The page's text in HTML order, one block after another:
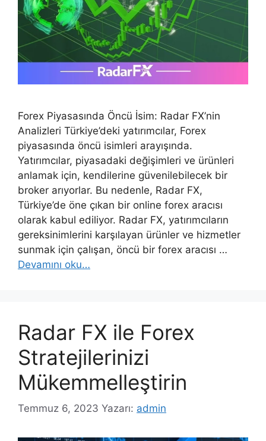
Forex Piyasasında Öncü İsim: Radar FX’nin
Analizleri Türkiye’deki yatırımcılar, Forex
piyasasında öncü isimleri arayışında.
Yatırımcılar, piyasadaki değişimleri ve ürünleri
anlamak için, kendilerine güvenilebilecek bir
broker arıyorlar. Bu nedenle, Radar FX,
Türkiye’de öne çıkan bir online forex aracısı
olarak kabul ediliyor. Radar FX, yatırımcıların
gereksinimlerini karşılayan ürünler ve hizmetler
sunmak için çalışan, öncü bir forex aracısı …
Devamını oku…
Radar FX ile Forex
Stratejilerinizi
Mükemmelleştirin
Temmuz 6, 2023 Yazarı: admin